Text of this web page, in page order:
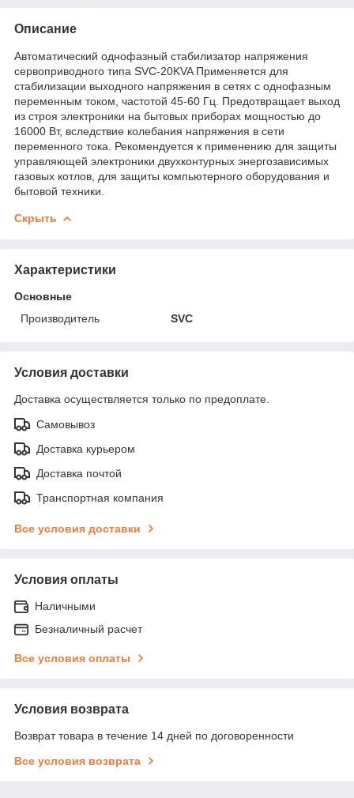
Описание
Автоматический однофазный стабилизатор напряжения
сервоприводного типа SVC-20KVA Применяется для
стабилизации выходного напряжения в сетях с однофазным
переменным током, частотой 45-60 Гц. Предотвращает выход
из строя электроники на бытовых приборах мощностью до
16000 Вт, вследствие колебания напряжения в сети
переменного тока. Рекомендуется к применению для защиты
управляющей электроники двухконтурных энергозависимых
газовых котлов, для защиты компьютерного оборудования и
бытовой техники.
Скрыть
Характеристики
Основные
Производитель
SVC
Условия доставки
Доставка осуществляется только по предоплате.
Самовывоз
Доставка курьером
Доставка почтой
Транспортная компания
Все условия доставки
Условия оплаты
Наличными
Безналичный расчет
Все условия оплаты
Условия возврата
Возврат товара в течение 14 дней по договоренности
Все условия возврата